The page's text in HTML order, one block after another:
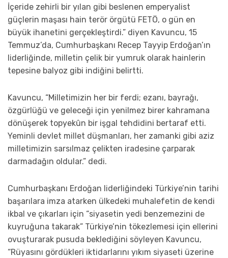
İçeride zehirli bir yılan gibi beslenen emperyalist
güçlerin maşası hain terör örgütü FETÖ, o gün en
büyük ihanetini gerçekleştirdi.” diyen Kavuncu, 15
Temmuz’da, Cumhurbaşkanı Recep Tayyip Erdoğan’ın
liderliğinde, milletin çelik bir yumruk olarak hainlerin
tepesine balyoz gibi indiğini belirtti.
Kavuncu, “Milletimizin her bir ferdi; ezanı, bayrağı,
özgürlüğü ve geleceği için yenilmez birer kahramana
dönüşerek topyekûn bir işgal tehdidini bertaraf etti.
Yeminli devlet millet düşmanları, her zamanki gibi aziz
milletimizin sarsılmaz çelikten iradesine çarparak
darmadağın oldular.” dedi.
Cumhurbaşkanı Erdoğan liderliğindeki Türkiye’nin tarihi
başarılara imza atarken ülkedeki muhalefetin de kendi
ikbal ve çıkarları için “siyasetin yedi benzemezini de
kuyruğuna takarak” Türkiye’nin tökezlemesi için ellerini
ovuşturarak pusuda beklediğini söyleyen Kavuncu,
“Rüyasını gördükleri iktidarlarını yıkım siyaseti üzerine